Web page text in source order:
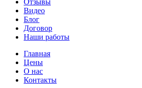
Видео
Блог
Договор
Наши работы
Главная
Цены
О нас
Контакты